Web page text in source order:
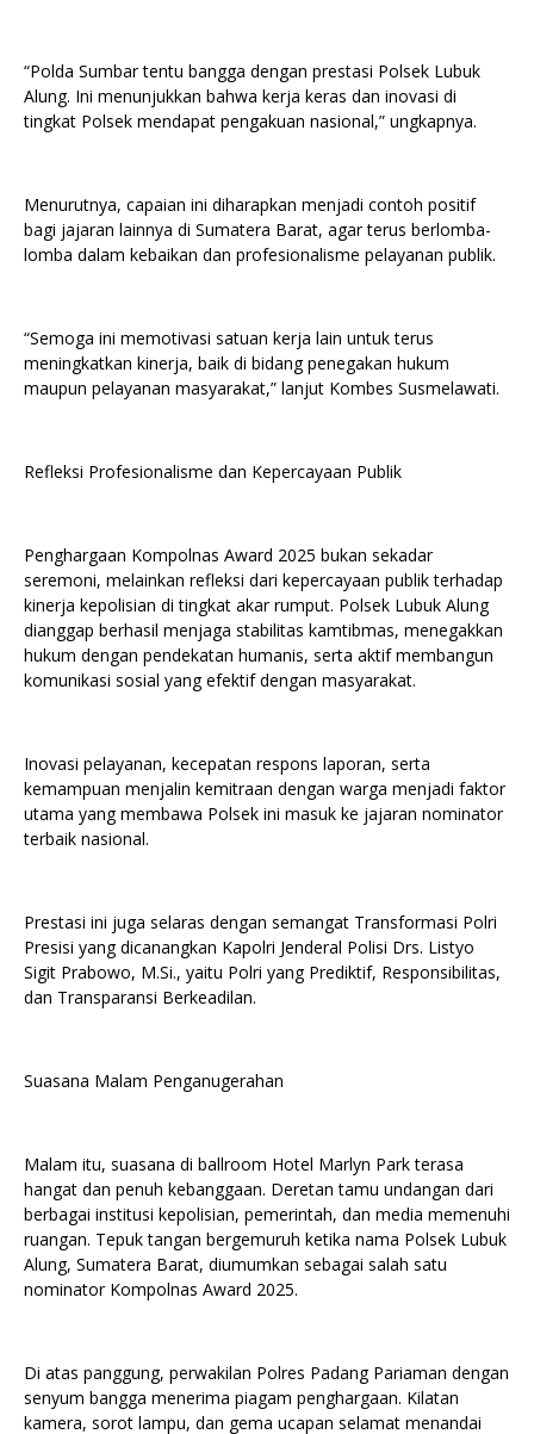
“Polda Sumbar tentu bangga dengan prestasi Polsek Lubuk
Alung. Ini menunjukkan bahwa kerja keras dan inovasi di
tingkat Polsek mendapat pengakuan nasional,” ungkapnya.
Menurutnya, capaian ini diharapkan menjadi contoh positif
bagi jajaran lainnya di Sumatera Barat, agar terus berlomba-
lomba dalam kebaikan dan profesionalisme pelayanan publik.
“Semoga ini memotivasi satuan kerja lain untuk terus
meningkatkan kinerja, baik di bidang penegakan hukum
maupun pelayanan masyarakat,” lanjut Kombes Susmelawati.
Refleksi Profesionalisme dan Kepercayaan Publik
Penghargaan Kompolnas Award 2025 bukan sekadar
seremoni, melainkan refleksi dari kepercayaan publik terhadap
kinerja kepolisian di tingkat akar rumput. Polsek Lubuk Alung
dianggap berhasil menjaga stabilitas kamtibmas, menegakkan
hukum dengan pendekatan humanis, serta aktif membangun
komunikasi sosial yang efektif dengan masyarakat.
Inovasi pelayanan, kecepatan respons laporan, serta
kemampuan menjalin kemitraan dengan warga menjadi faktor
utama yang membawa Polsek ini masuk ke jajaran nominator
terbaik nasional.
Prestasi ini juga selaras dengan semangat Transformasi Polri
Presisi yang dicanangkan Kapolri Jenderal Polisi Drs. Listyo
Sigit Prabowo, M.Si., yaitu Polri yang Prediktif, Responsibilitas,
dan Transparansi Berkeadilan.
Suasana Malam Penganugerahan
Malam itu, suasana di ballroom Hotel Marlyn Park terasa
hangat dan penuh kebanggaan. Deretan tamu undangan dari
berbagai institusi kepolisian, pemerintah, dan media memenuhi
ruangan. Tepuk tangan bergemuruh ketika nama Polsek Lubuk
Alung, Sumatera Barat, diumumkan sebagai salah satu
nominator Kompolnas Award 2025.
Di atas panggung, perwakilan Polres Padang Pariaman dengan
senyum bangga menerima piagam penghargaan. Kilatan
kamera, sorot lampu, dan gema ucapan selamat menandai